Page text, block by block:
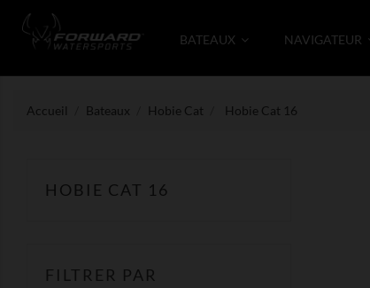
BATEAUX NAVIGATEUR
Accueil Bateaux Hobie Cat Hobie Cat 16
HOBIE CAT 16
FILTRER PAR